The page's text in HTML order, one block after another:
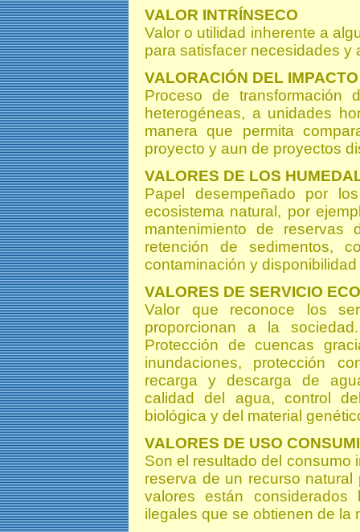
VALOR INTRÍNSECO
Valor o utilidad inherente a
para satisfacer necesidades y
VALORACIÓN DEL
Proceso de transformación
heterogéneas, a unidades
manera que permita
proyecto y aun de proyectos
VALORES DE LOS
Papel desempeñado por
ecosistema natural, por
mantenimiento de reservas
retención de sedimentos,
contaminación y
VALORES DE SERVICIO
Valor que reconoce los
proporcionan a la
Protección de cuencas
inundaciones, protección
recarga y descarga de
calidad del agua, control
biológica y del material
VALORES DE USO
Son el resultado del consumo
reserva de un recurso
valores están
ilegales que se obtienen de la